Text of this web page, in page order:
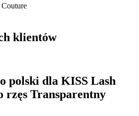
klientów
polski dla KISS Lash
rzęs Transparentny